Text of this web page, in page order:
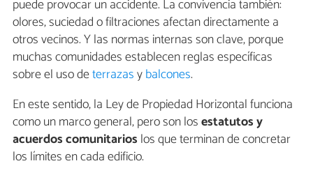
puede provocar un accidente. La convivencia también:
olores, suciedad o filtraciones afectan directamente a
otros vecinos. Y las normas internas son clave, porque
muchas comunidades establecen reglas específicas
sobre el uso deterrazasybalcones.
En este sentido, la Ley de Propiedad Horizontal funciona
como un marco general, pero son losestatutos y
acuerdos comunitarios los que terminan de concretar
los límites en cada edificio.